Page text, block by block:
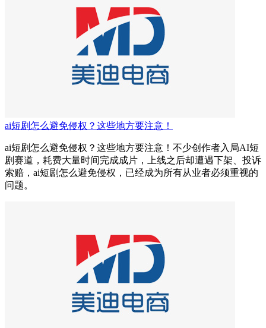
ai短剧怎么避免侵权？这些地方要注意！
ai短剧怎么避免侵权？这些地方要注意！不少创作者入局AI短
剧赛道，耗费大量时间完成成片，上线之后却遭遇下架、投诉
索赔，ai短剧怎么避免侵权，已经成为所有从业者必须重视的
问题。